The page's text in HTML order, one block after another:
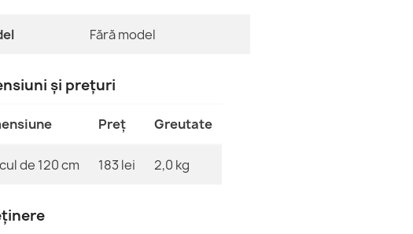
Fără model
și prețuri
Preț Greutate
de 120 cm 183 lei 2,0 kg